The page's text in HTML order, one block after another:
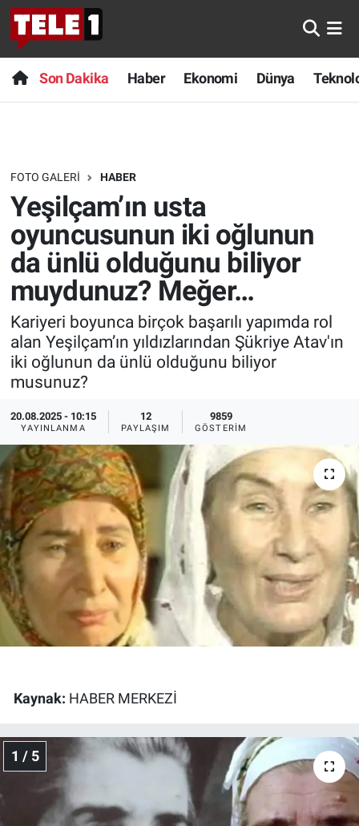
Son Dakika Haber Ekonomi Dünya
FOTO GALERI HABER
Yeşilçam’ın usta
oyuncusunun iki oğlunun
da ünlü olduğunu biliyor
muydunuz? Meğer…
Kariyeri boyunca birçok başarılı yapımda rol
alan Yeşilçam’ın yıldızlarından Şükriye Atav'ın
iki oğlunun da ünlü olduğunu biliyor
musunuz?
20.08.2025 - 10:15
YAYINLANMA
12
PAYLAŞIM
9859
GÖSTERIM
Kaynak: HABER MERKEZİ
1 / 5
Anında Manşet
Başka Sohbetler
Bilim turu
Bilim ve Teknoloji Evreni
Doğa Konuşuyor
Dünya
Ege Saati
Ege'den Esintiler
Eğitim
Eğlence
Ekonomi
Forum
Gerçeğin İzinde
Gün Başlıyor
Gündem Özel
Günün görüntüsü
Son Dakika
Haber
Dünya
Teknoloji
Sağlık
Spor
Yayın Akışı
İletişim
Nöbetçi Eczaneler
Hava Durumu
Trafik Durumu
Süper Lig Puan Durumu ve Fikstür
Tüm Manşetler
Son Dakika Haberleri
Haber Arşivi